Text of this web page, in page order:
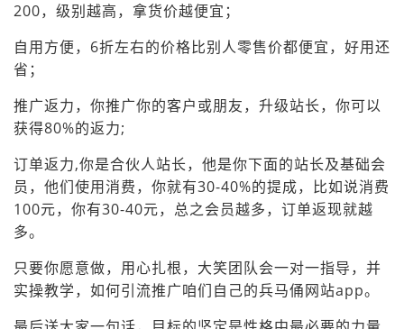
200，级别越高，拿货价越便宜；
自用方便，6折左右的价格比别人零售价都便宜，好用还
省；
推广返力，你推广你的客户或朋友，升级站长，你可以
获得80%的返力;
订单返力,你是合伙人站长，他是你下面的站长及基础会
员，他们使用消费，你就有30-40%的提成，比如说消费
100元，你有30-40元，总之会员越多，订单返现就越
多。
只要你愿意做，用心扎根，大笑团队会一对一指导，并
实操教学，如何引流推广咱们自己的兵马俑网站app。